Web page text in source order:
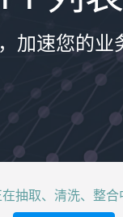
加速您的业
抽取、清洗、整